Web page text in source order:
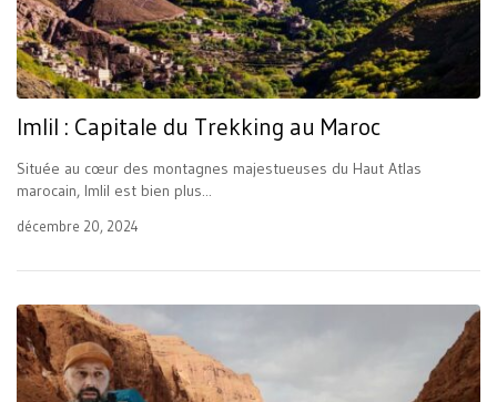
Imlil : Capitale du Trekking au Maroc
Située au cœur des montagnes majestueuses du Haut Atlas
marocain, Imlil est bien plus...
décembre 20, 2024